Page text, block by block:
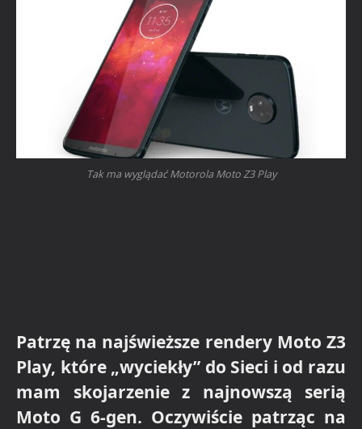
Tak ma wyglądać Motorola Moto Z3 Play
Patrzę na najświeższe rendery Moto Z3
Play, które „wyciekły” do Sieci i od razu
mam skojarzenie z najnowszą serią
Moto G 6-gen. Oczywiście patrząc na